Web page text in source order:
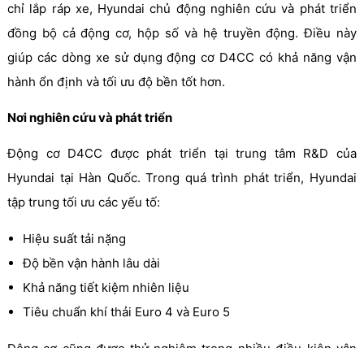
chỉ lắp ráp xe, Hyundai chủ động nghiên cứu và phát triển
đồng bộ cả động cơ, hộp số và hệ truyền động. Điều này
giúp các dòng xe sử dụng động cơ D4CC có khả năng vận
hành ổn định và tối ưu độ bền tốt hơn.
Nơi nghiên cứu và phát triển
Động cơ D4CC được phát triển tại trung tâm R&D của
Hyundai tại Hàn Quốc. Trong quá trình phát triển, Hyundai
tập trung tối ưu các yếu tố:
Hiệu suất tải nặng
Độ bền vận hành lâu dài
Khả năng tiết kiệm nhiên liệu
Tiêu chuẩn khí thải Euro 4 và Euro 5